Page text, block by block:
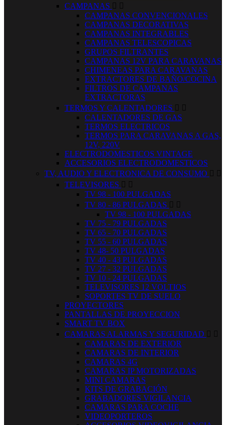
CAMPANAS  
CAMPANAS CONVENCIONALES
CAMPANAS DECORATIVAS
CAMPANAS INTEGRABLES
CAMPANAS TELESCOPICAS
GRUPOS FILTRANTES
CAMPANAS 12V PARA CARAVANAS
CHIMENEAS PARA CARAVANAS
EXTRACTORES DE BAÑO/COCINA
FILTROS DE CAMPANAS
EXTRACTORAS
TERMOS Y CALENTADORES  
CALENTADORES DE GAS
TERMOS ELECTRICOS
TERMOS PARA CARAVANAS A GAS,
12V, 220V
ELECTRODOMESTICOS VINTAGE
ACCESORIOS ELECTRODOMESTICOS
TV, AUDIO Y ELECTRONICA DE CONSUMO  
TELEVISORES  
TV 98 - 100 PULGADAS
TV 80 - 86 PULGADAS  
TV 98 - 100 PULGADAS
TV 75 - 79 PULGADAS
TV 65 - 70 PULGADAS
TV 55 - 60 PULGADAS
TV 48- 50 PULGADAS
TV 40 - 43 PULGADAS
TV 27 - 32 PULGADAS
TV 10 - 24 PULGADAS
TELEVISORES 12 VOLTIOS
SOPORTES TV DE SUELO
PROYECTORES
PANTALLAS DE PROYECCION
SMART TV BOX
CAMARAS ALARMAS Y SEGURIDAD  
CAMARAS DE EXTERIOR
CAMARAS DE INTERIOR
CAMARAS 4G
CAMARAS IP MOTORIZADAS
MINI CAMARAS
KITS DE GRABACIÓN
GRABADORES VIGILANCIA
CAMARAS PARA COCHE
VIDEOPORTEROS